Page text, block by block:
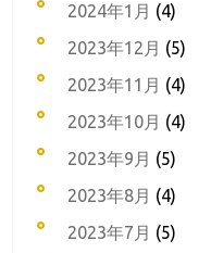
2024年1月 (4)
2023年12月 (5)
2023年11月 (4)
2023年10月 (4)
2023年9月 (5)
2023年8月 (4)
2023年7月 (5)